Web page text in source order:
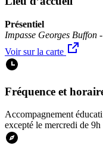
Présentiel
Impasse Georges Buffon
Voir sur la carte
Fréquence et
Accompagnement
excepté le mercredi de 9h